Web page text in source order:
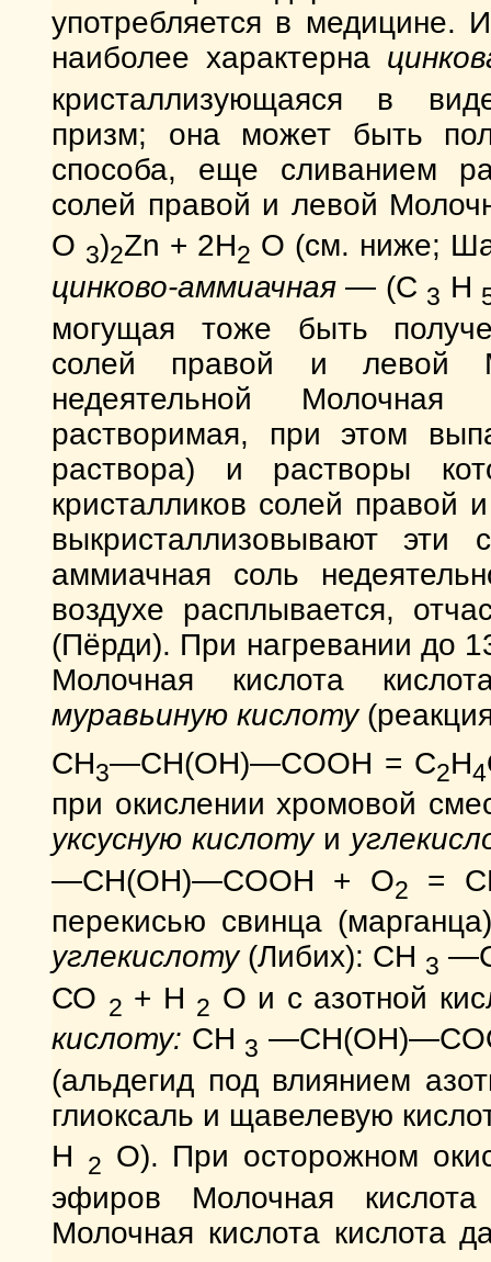
употребляется в медицине.
наиболее характерна
кристаллизующаяся в
призм; она может быть
способа, еще сливанием
солей правой и левой
О 3)2Zn + 2H2 O (см. ниже;
цинково-аммиачная — (С 3 Н
могущая тоже быть
солей правой и левой
недеятельной
растворимая, при этом
раствора) и растворы
кристалликов солей правой
выкристаллизовывают эти
аммиачная соль
воздухе расплывается,
(Пёрди). При нагревании до
Молочная кислота
муравьиную кислоту
CH3—CH(OH)—COOH = C2H4
при окислении хромовой
уксусную кислоту и
—CH(OH)—COOH + O2
=
перекисью свинца
углекислоту(Либих): СН 3
СО 2 + Н 2 О и с азотной
кислоту: СН 3
(альдегид под влиянием
глиоксаль и щавелевую
Н
2 О). При осторожном
эфиров Молочная
Молочная кислота кислота